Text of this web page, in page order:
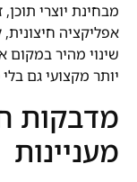
מבחינת יוצרי
אפליקציה
שינוי מהיר במקום
יותר מקצועי גם בלי
מדבקות
מעניינות